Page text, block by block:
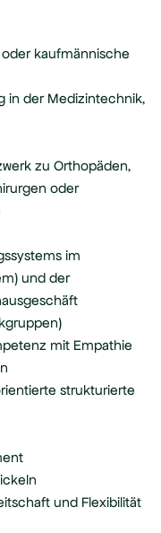
kaufmännische
in der Medizintechnik,
zu Orthopäden,
oder
im
und der
mit Empathie
strukturierte
und Flexibilität